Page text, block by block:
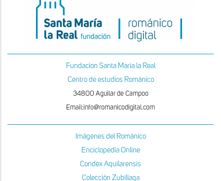
Fundacion Santa Maria la Real
Centro de estudios Románico
34800 Aguilar de Campoo
Email:info@romanicodigital.com
Imágenes del Románico
Enciclopedia Online
Condex Aquilarensis
Colección Zubillaga